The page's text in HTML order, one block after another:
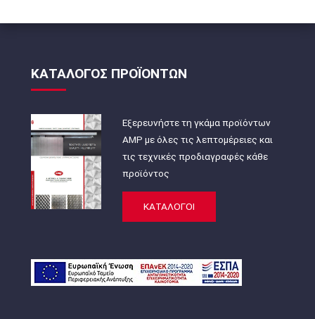
ΚΑΤΑΛΟΓΟΣ ΠΡΟΪΟΝΤΩΝ
Εξερευνήστε τη γκάμα προϊόντων
AMP με όλες τις λεπτομέρειες και
τις τεχνικές προδιαγραφές κάθε
προϊόντος
ΚΑΤΑΛΟΓΟΙ